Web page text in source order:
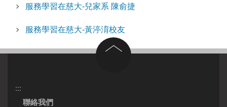
服務學習在慈大-兒家系 陳俞捷
服務學習在慈大-黃渟淯校友
回到頂部
:::
聯絡我們